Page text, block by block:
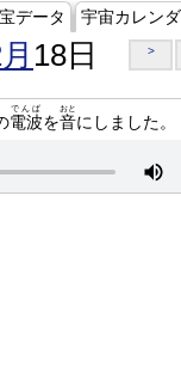
データ 宇宙カレン
18日 >
電波
でんぱ
を音
おと
にしました。